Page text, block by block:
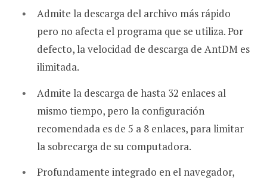
Admite la descarga del archivo más rápido
pero no afecta el programa que se utiliza. Por
defecto, la velocidad de descarga de AntDM es
ilimitada.
Admite la descarga de hasta 32 enlaces al
mismo tiempo, pero la configuración
recomendada es de 5 a 8 enlaces, para limitar
la sobrecarga de su computadora.
Profundamente integrado en el navegador,